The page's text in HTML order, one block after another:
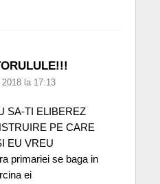
la 17:13
SA-TI ELIBEREZ
PE CARE
EU VREU
primariei se baga in
ei